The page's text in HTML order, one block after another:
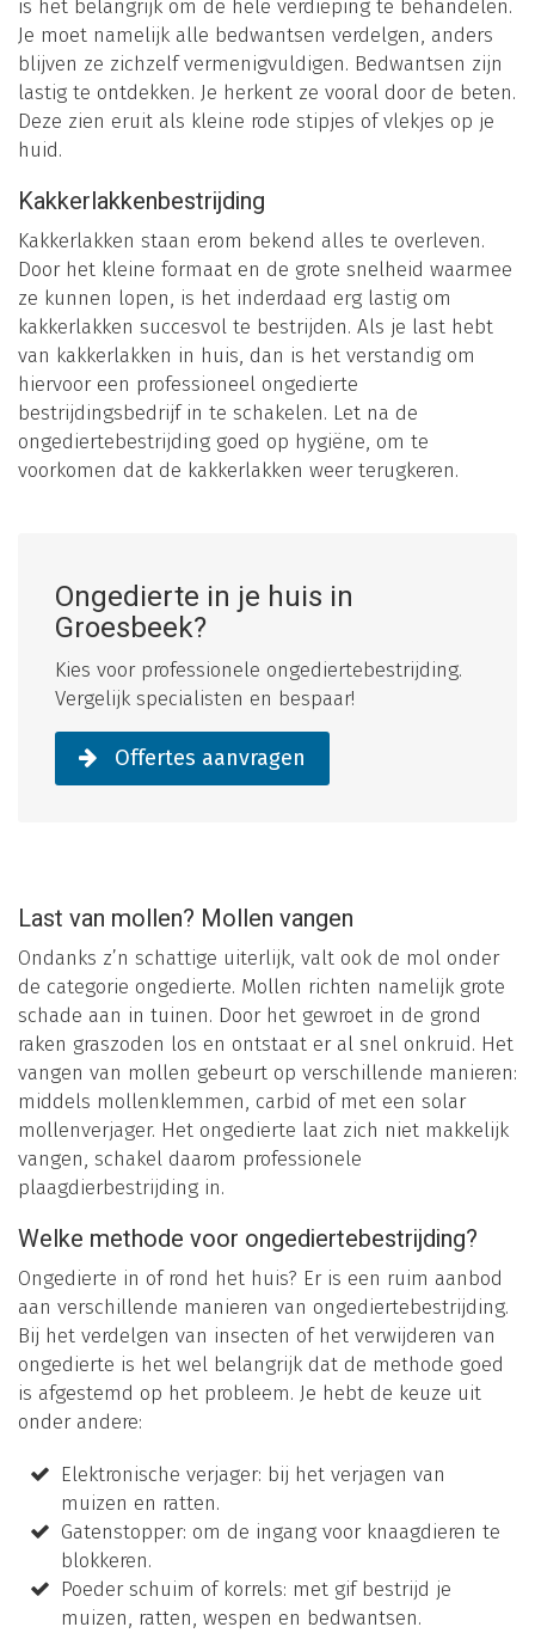
is het belangrijk om de hele verdieping te behandelen.
Je moet namelijk alle bedwantsen verdelgen, anders
blijven ze zichzelf vermenigvuldigen. Bedwantsen zijn
lastig te ontdekken. Je herkent ze vooral door de beten.
Deze zien eruit als kleine rode stipjes of vlekjes op je
huid.
Kakkerlakkenbestrijding
Kakkerlakken staan erom bekend alles te overleven.
Door het kleine formaat en de grote snelheid waarmee
ze kunnen lopen, is het inderdaad erg lastig om
kakkerlakken succesvol te bestrijden. Als je last hebt
van kakkerlakken in huis, dan is het verstandig om
hiervoor een professioneel ongedierte
bestrijdingsbedrijf in te schakelen. Let na de
ongediertebestrijding goed op hygiëne, om te
voorkomen dat de kakkerlakken weer terugkeren.
Ongedierte in je huis in
Groesbeek?
Kies voor professionele ongediertebestrijding.
Vergelijk specialisten en bespaar!
Offertes aanvragen
Last van mollen? Mollen vangen
Ondanks z’n schattige uiterlijk, valt ook de mol onder
de categorie ongedierte. Mollen richten namelijk grote
schade aan in tuinen. Door het gewroet in de grond
raken graszoden los en ontstaat er al snel onkruid. Het
vangen van mollen gebeurt op verschillende manieren:
middels mollenklemmen, carbid of met een solar
mollenverjager. Het ongedierte laat zich niet makkelijk
vangen, schakel daarom professionele
plaagdierbestrijding in.
Welke methode voor ongediertebestrijding?
Ongedierte in of rond het huis? Er is een ruim aanbod
aan verschillende manieren van ongediertebestrijding.
Bij het verdelgen van insecten of het verwijderen van
ongedierte is het wel belangrijk dat de methode goed
is afgestemd op het probleem. Je hebt de keuze uit
onder andere:
Elektronische verjager: bij het verjagen van
muizen en ratten.
Gatenstopper: om de ingang voor knaagdieren te
blokkeren.
Poeder schuim of korrels: met gif bestrijd je
muizen, ratten, wespen en bedwantsen.